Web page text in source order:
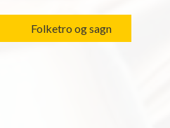
Folketro og sagn